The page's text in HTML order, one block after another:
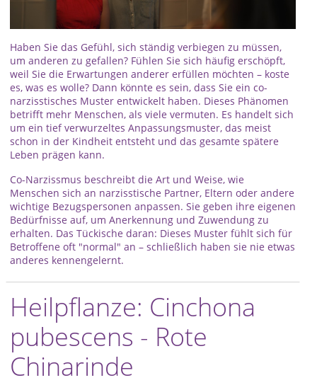
Haben Sie das Gefühl, sich ständig verbiegen zu müssen,
um anderen zu gefallen? Fühlen Sie sich häufig erschöpft,
weil Sie die Erwartungen anderer erfüllen möchten – koste
es, was es wolle? Dann könnte es sein, dass Sie ein co-
narzisstisches Muster entwickelt haben. Dieses Phänomen
betrifft mehr Menschen, als viele vermuten. Es handelt sich
um ein tief verwurzeltes Anpassungsmuster, das meist
schon in der Kindheit entsteht und das gesamte spätere
Leben prägen kann.
Co-Narzissmus beschreibt die Art und Weise, wie
Menschen sich an narzisstische Partner, Eltern oder andere
wichtige Bezugspersonen anpassen. Sie geben ihre eigenen
Bedürfnisse auf, um Anerkennung und Zuwendung zu
erhalten. Das Tückische daran: Dieses Muster fühlt sich für
Betroffene oft "normal" an – schließlich haben sie nie etwas
anderes kennengelernt.
Heilpflanze: Cinchona
pubescens - Rote
Chinarinde